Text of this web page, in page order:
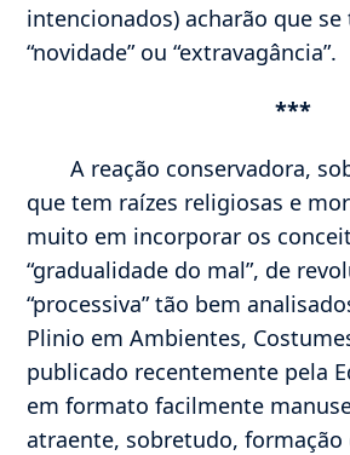
intencionados) acharão que
“novidade” ou “extravagância”.
***
A reação conservadora,
que tem raízes religiosas e
muito em incorporar os
“gradualidade do mal”, de
“processiva” tão bem
Plinio em Ambientes,
publicado recentemente pela
em formato facilmente
atraente, sobretudo,